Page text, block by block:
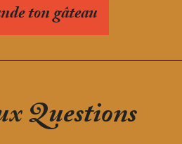
ton gâteau
Questions